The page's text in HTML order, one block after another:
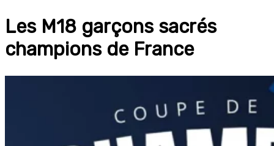
Les M18 garçons sacrés
champions de France